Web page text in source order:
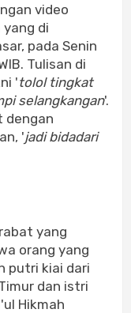
video
di
pada Senin
Tulisan di
'tolol tingkat
selangkangan'.
dengan
'jadi bidadari
yang
orang yang
putri kiai dari
dan istri
Hikmah